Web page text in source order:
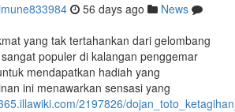
56 days ago
News
yang tak tertahankan dari gelombang
populer di kalangan penggemar
mendapatkan hadiah yang
ini menawarkan sensasi yang
2197826/